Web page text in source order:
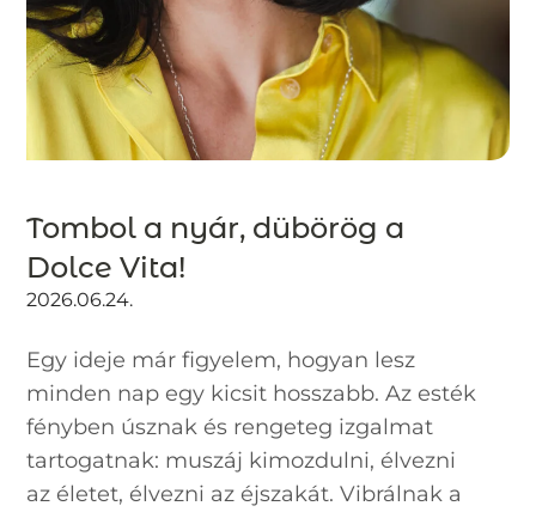
Tombol a nyár, dübörög a
Dolce Vita!
2026.06.24.
Egy ideje már figyelem, hogyan lesz
minden nap egy kicsit hosszabb. Az esték
fényben úsznak és rengeteg izgalmat
tartogatnak: muszáj kimozdulni, élvezni
az életet, élvezni az éjszakát. Vibrálnak a